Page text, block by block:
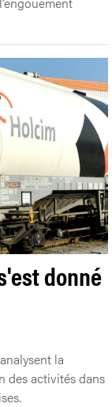
donné
la
des activités dans